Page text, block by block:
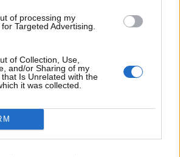
of processing my
Targeted Advertising.
of Collection, Use,
and/or Sharing of my
Is Unrelated with the
it was collected.
la fabbrica Opel a Luton
le rassicurazioni, i
famiglie continuano ad essere